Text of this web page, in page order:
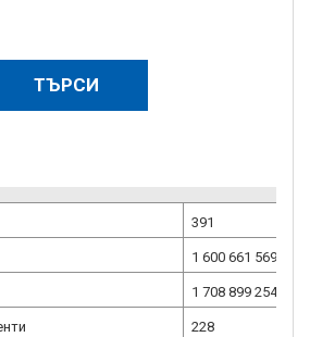
391
1 600 661 569.57
1 708 899 254.77
228